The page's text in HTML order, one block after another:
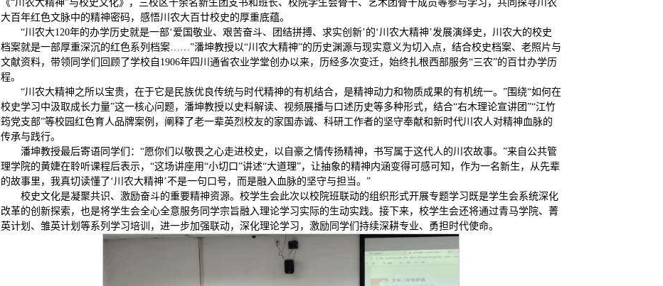
《“川农大精神”与校史文化》，三校区千余名新生团支书和班长、校院学生会骨干、艺术团骨干成员等参与学习，共同探寻川农
大百年红色文脉中的精神密码，感悟川农大百廿校史的厚重底蕴。
“川农大120年的办学历史就是一部‘爱国敬业、艰苦奋斗、团结拼搏、求实创新’的‘川农大精神’发展演绎史，川农大的校史
档案就是一部厚重深沉的红色系列档案……”潘坤教授以“川农大精神”的历史渊源与现实意义为切入点，结合校史档案、老照片与
文献资料，带领同学们回顾了学校自1906年四川通省农业学堂创办以来，历经多次变迁，始终扎根西部服务“三农”的百廿办学历
程。
“川农大精神之所以宝贵，在于它是民族优良传统与时代精神的有机结合，是精神动力和物质成果的有机统一。”围绕“如何在
校史学习中汲取成长力量”这一核心问题，潘坤教授以史料解读、视频展播与口述历史等多种形式，结合“右木理论宣讲团”“江竹
筠党支部”等校园红色育人品牌案例，阐释了老一辈英烈校友的家国赤诚、科研工作者的坚守奉献和新时代川农人对精神血脉的
传承与践行。
潘坤教授最后寄语同学们：“愿你们以敬畏之心走进校史，以自豪之情传扬精神，书写属于这代人的川农故事。”来自公共管
理学院的黄婕在聆听课程后表示，“这场讲座用“小切口”讲述“大道理”，让抽象的精神内涵变得可感可知，作为一名新生，从先辈
的故事里，我真切读懂了‘川农大精神’不是一句口号，而是融入血脉的坚守与担当。”
校史文化是凝聚共识、激励奋斗的重要精神资源。校学生会此次以校院班联动的组织形式开展专题学习既是学生会系统深化
改革的创新探索，也是将学生会全心全意服务同学宗旨融入理论学习实际的生动实践。接下来，校学生会还将通过青马学院、菁
英计划、雏英计划等系列学习培训，进一步加强联动，深化理论学习，激励同学们持续深耕专业、勇担时代使命。